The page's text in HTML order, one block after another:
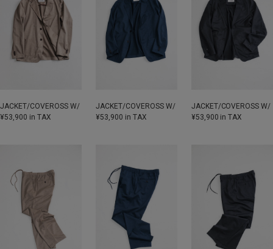
JACKET/COVEROSS W/
¥53,900 in TAX
JACKET/COVEROSS W/
¥53,900 in TAX
JACKET/COVEROSS W/
¥53,900 in TAX